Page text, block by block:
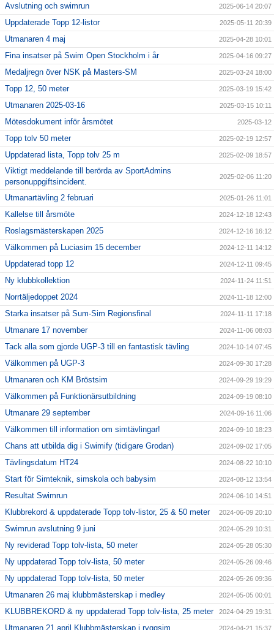
Avslutning och swimrun 2025-06-14 20:07
Uppdaterade Topp 12-listor 2025-05-11 20:39
Utmanaren 4 maj 2025-04-28 10:01
Fina insatser på Swim Open Stockholm i år 2025-04-16 09:27
Medaljregn över NSK på Masters-SM 2025-03-24 18:00
Topp 12, 50 meter 2025-03-19 15:42
Utmanaren 2025-03-16 2025-03-15 10:11
Mötesdokument inför årsmötet 2025-03-12
Topp tolv 50 meter 2025-02-19 12:57
Uppdaterad lista, Topp tolv 25 m 2025-02-09 18:57
Viktigt meddelande till berörda av SportAdmins
personuppgiftsincident.
2025-02-06 11:20
Utmanartävling 2 februari 2025-01-26 11:01
Kallelse till årsmöte 2024-12-18 12:43
Roslagsmästerskapen 2025 2024-12-16 16:12
Välkommen på Luciasim 15 december 2024-12-11 14:12
Uppdaterad topp 12 2024-12-11 09:45
Ny klubbkollektion 2024-11-24 11:51
Norrtäljedoppet 2024 2024-11-18 12:00
Starka insatser på Sum-Sim Regionsfinal 2024-11-11 17:18
Utmanare 17 november 2024-11-06 08:03
Tack alla som gjorde UGP-3 till en fantastisk tävling 2024-10-14 07:45
Välkommen på UGP-3 2024-09-30 17:28
Utmanaren och KM Bröstsim 2024-09-29 19:29
Välkommen på Funktionärsutbildning 2024-09-19 08:10
Utmanare 29 september 2024-09-16 11:06
Välkommen till information om simtävlingar! 2024-09-10 18:23
Chans att utbilda dig i Swimify (tidigare Grodan) 2024-09-02 17:05
Tävlingsdatum HT24 2024-08-22 10:10
Start för Simteknik, simskola och babysim 2024-08-12 13:54
Resultat Swimrun 2024-06-10 14:51
Klubbrekord & uppdaterade Topp tolv-listor, 25 & 50 meter 2024-06-09 20:10
Swimrun avslutning 9 juni 2024-05-29 10:31
Ny reviderad Topp tolv-lista, 50 meter 2024-05-28 05:30
Ny uppdaterad Topp tolv-lista, 50 meter 2024-05-26 09:46
Ny uppdaterad Topp tolv-lista, 50 meter 2024-05-26 09:36
Utmanaren 26 maj klubbmästerskap i medley 2024-05-05 00:01
KLUBBREKORD & ny uppdaterad Topp tolv-lista, 25 meter 2024-04-29 19:31
Utmanaren 21 april Klubbmästerskap i ryggsim 2024-04-21 15:37